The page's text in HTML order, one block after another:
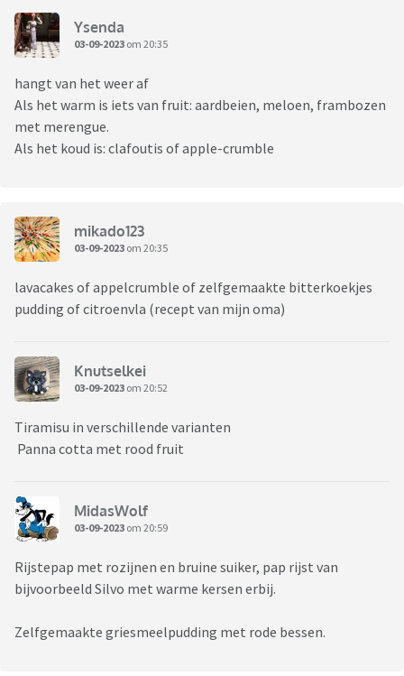
Ysenda
03-09-2023 om 20:35
hangt van het weer af
Als het warm is iets van fruit: aardbeien, meloen, frambozen
met merengue.
Als het koud is: clafoutis of apple-crumble
mikado123
03-09-2023 om 20:35
lavacakes of appelcrumble of zelfgemaakte bitterkoekjes
pudding of citroenvla (recept van mijn oma)
Knutselkei
03-09-2023 om 20:52
Tiramisu in verschillende varianten
Panna cotta met rood fruit
MidasWolf
03-09-2023 om 20:59
Rijstepap met rozijnen en bruine suiker, pap rijst van
bijvoorbeeld Silvo met warme kersen erbij.
Zelfgemaakte griesmeelpudding met rode bessen.